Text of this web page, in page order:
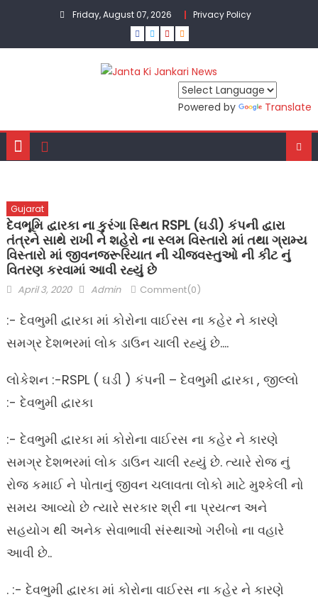
Friday, August 07, 2026 Privacy Policy
Powered by Translate
Gujarat
દેવભૂમિ દ્વારકા ના કુરંગા સ્થિત RSPL (ઘડી) કંપની દ્વારા
તંત્રને સાથે રાખી ને શહેરો ના સ્લમ વિસ્તારો માં તથા ગ્રામ્ય
વિસ્તારો માં જીવનજરૂરિયાત ની ચીજવસ્તુઓ ની કીટ નું
વિતરણ કરવામાં આવી રહ્યું છે
Posted
April 3, 2020 Author
Admin Comment(0)
:- દેવભુમી દ્વારકા માં કોરોના વાઈરસ ના કહેર ને કારણે
સમગ્ર દેશભરમાં લોક ડાઉન ચાલી રહ્યું છે….
લોકેશન :-RSPL ( ઘડી ) કંપની – દેવભુમી દ્વારકા , જીલ્લો
:- દેવભુમી દ્વારકા
:- દેવભુમી દ્વારકા માં કોરોના વાઈરસ ના કહેર ને કારણે
સમગ્ર દેશભરમાં લોક ડાઉન ચાલી રહ્યું છે. ત્યારે રોજ નું
રોજ કમાઈ ને પોતાનું જીવન ચલાવતા લોકો માટે મુશ્કેલી નો
સમય આવ્યો છે ત્યારે સરકાર શ્રી ના પ્રયત્ન અને
સહયોગ થી અનેક સેવાભાવી સંસ્થાઓ ગરીબો ના વહારે
આવી છે..
. :- દેવભુમી દ્વારકા માં કોરોના વાઈરસ ના કહેર ને કારણે